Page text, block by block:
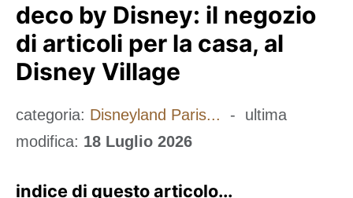
deco by Disney: il negozio
di articoli per la casa, al
Disney Village
categoria: Disneyland Paris... - ultima
modifica: 18 Luglio 2026
indice di questo articolo...